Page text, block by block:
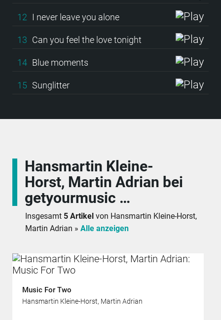
12 I never leave you alone
13 Can you feel the love tonight
14 Blue moments
15 Sunglitter
Hansmartin Kleine-
Horst, Martin Adrian bei
getyourmusic …
Insgesamt 5 Artikel von Hansmartin Kleine-Horst,
Martin Adrian » Alle anzeigen
Music For Two
Hansmartin Kleine-Horst, Martin Adrian